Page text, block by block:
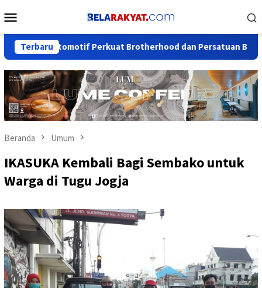
ke
Mobile
Terbaru
Otomotif Perkuat Brotherhood dan Persatuan Bangsa di
Beranda Umum
IKASUKA Kembali Bagi Sembako untuk
Warga di Tugu Jogja